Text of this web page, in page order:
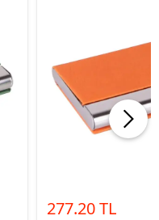
277.20 TL